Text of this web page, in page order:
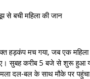
से बची महिला की जान
मच गया, जब एक महिला
सुबह करीब 5 बजे से शुरू हुआ
दल-बल के साथ मौके पर